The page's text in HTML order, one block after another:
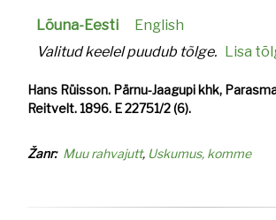
Lõuna-Eesti
English
Valitud keelel puudub tõlge. Lisa
Hans Rüisson. Pärnu-Jaagupi khk,
Reitvelt. 1896. E 22751/2 (6).
Žanr Muu rahvajutt Uskumus, komme